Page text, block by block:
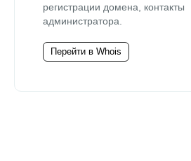
регистрации домена, контакты
администратора.
Перейти в Whois